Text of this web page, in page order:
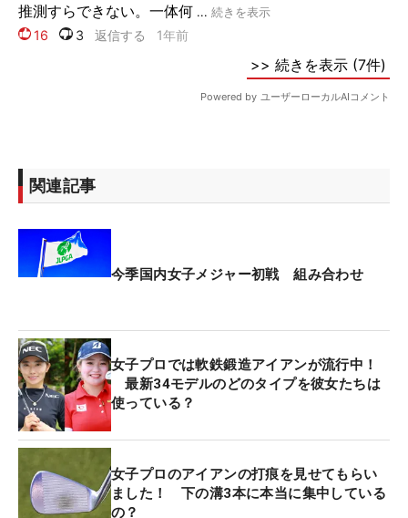
関連記事
今季国内女子メジャー初戦 組み合わせ
女子プロでは軟鉄鍛造アイアンが流行中！
最新34モデルのどのタイプを彼女たちは
使っている？
女子プロのアイアンの打痕を見せてもらい
ました！ 下の溝3本に本当に集中している
の？